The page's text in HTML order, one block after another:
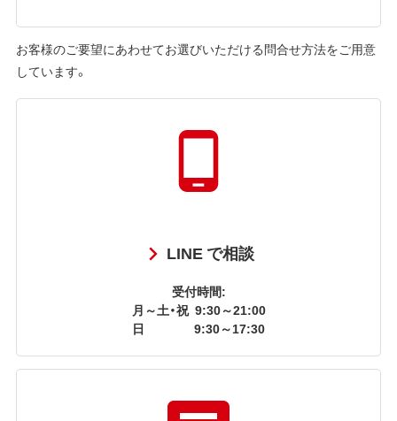
お客様のご要望にあわせてお選びいただける問合せ方法をご用意
しています。
LINE で相談
受付時間:
月～土・祝 9:30～21:00
日
9:30～17:30